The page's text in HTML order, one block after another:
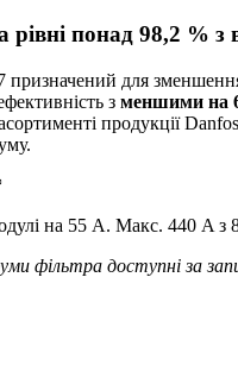
рівні понад 98,2 %
для
з меншими на
продукції
на 55 А. Макс. 440 A з
фільтра доступні за